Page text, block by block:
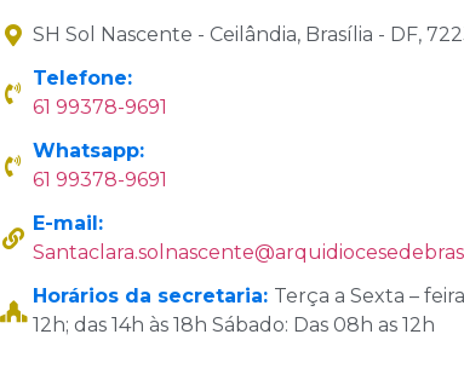
SH Sol Nascente - Ceilândia, Brasília - DF,
Telefone:
61 99378-9691
Whatsapp:
61 99378-9691
E-mail:
Santaclara.solnascente@
Horários da secretaria: Terça a Sexta –
12h; das 14h às 18h Sábado: Das 08h as 12h